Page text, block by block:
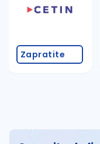
Zapratite